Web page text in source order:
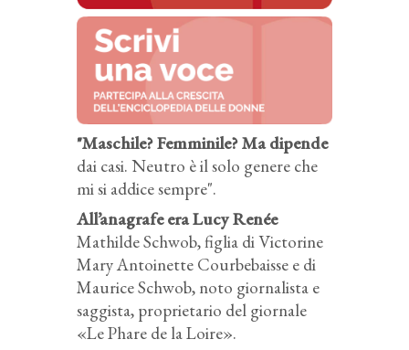
"Maschile? Femminile? Ma dipende
dai casi. Neutro è il solo genere che
mi si addice sempre".
All’anagrafe era Lucy Renée
Mathilde Schwob, figlia di Victorine
Mary Antoinette Courbebaisse e di
Maurice Schwob, noto giornalista e
saggista, proprietario del giornale
«Le Phare de la Loire».